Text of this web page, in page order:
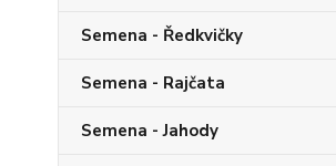
Semena - Ředkvičky
Semena - Rajčata
Semena - Jahody